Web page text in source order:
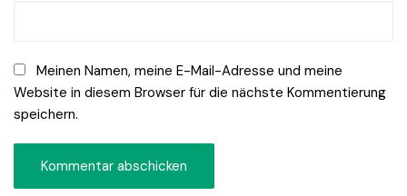
Meinen Namen, meine E-Mail-Adresse und meine
Website in diesem Browser für die nächste Kommentierung
speichern.